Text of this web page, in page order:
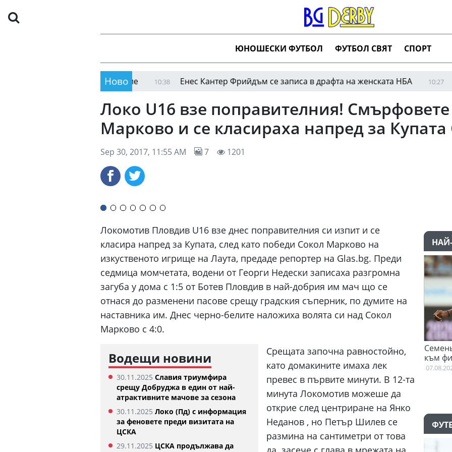
ЮНОШЕСКИ ФУТБОЛ ФУТБОЛ СВЯТ СПОРТ
Ново
носене на оръжие 10:38 Енес Кантер Фрийдъм се записа в драфта на женската НБА 10:27
Локо U16 взе поправителния!
Марково и се класираха напред за
Sep 30, 2017, 11:55 AM 7 1201
Локомотив Пловдив U16 взе днес поправителния си изпит и се
класира напред за Купата, след като победи Сокол Марково на
изкуственото игрище на Лаута, предаде репортер на Glas.bg. Преди
седмица момчетата, водени от Георги Недески записаха разгромна
загуба у дома с 1:5 от Ботев Пловдив в най-добрия им мач що се
отнася до разменени пасове срещу градския съперник, по думите на
наставника им. Днес черно-белите наложиха волята си над Сокол
Марково с 4:0.
Водещи новини
30.11.2025 Славия триумфира
срещу Добруджа в един от най-
атрактивните мачове за сезона
30.11.2025 Локо (Пд) с информация
за феновете преди визитата на
ЦСКА
29.11.2025 ЦСКА продължава да
Срещата започна равностойно,
като домакините имаха лек
превес в първите минути. В 12-та
минута Локомотив можеше да
открие след центриране на Янко
Неданов , но Петър Шилев се
размина на сантиметри от това
Голдън Стейт Уориърс
Синер вече тренира
07.08.2026
Семеньо: Трябва да
към философията на
07.08.2026